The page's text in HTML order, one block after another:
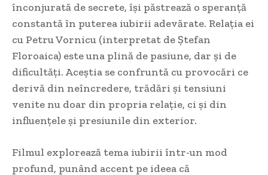
înconjurată de secrete, își păstrează o speranță
constantă în puterea iubirii adevărate. Relația ei
cu Petru Vornicu (interpretat de Ștefan
Floroaica) este una plină de pasiune, dar și de
dificultăți. Aceștia se confruntă cu provocări ce
derivă din neîncredere, trădări și tensiuni
venite nu doar din propria relație, ci și din
influențele și presiunile din exterior.
Filmul explorează tema iubirii într-un mod
profund, punând accent pe ideea că